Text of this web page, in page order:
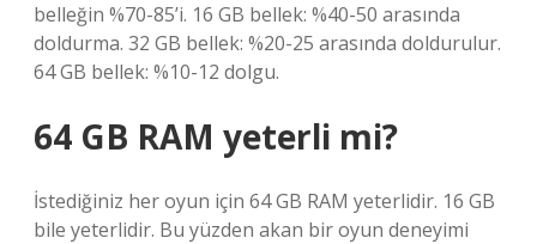
belleğin %70-85’i. 16 GB bellek: %40-50 arasında
doldurma. 32 GB bellek: %20-25 arasında doldurulur.
64 GB bellek: %10-12 dolgu.
64 GB RAM yeterli mi?
İstediğiniz her oyun için 64 GB RAM yeterlidir. 16 GB
bile yeterlidir. Bu yüzden akan bir oyun deneyimi